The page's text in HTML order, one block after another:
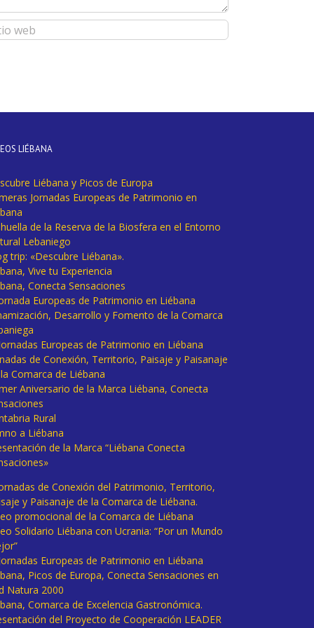
LIÉBANA
Liébana y Picos de Europa
Jornadas Europeas de Patrimonio en
de la Reserva de la Biosfera en el Entorno
Lebaniego
trip: «Descubre Liébana».
Vive tu Experiencia
Conecta Sensaciones
Europeas de Patrimonio en Liébana
Desarrollo y Fomento de la Comarca
Europeas de Patrimonio en Liébana
de Conexión, Territorio, Paisaje y Paisanaje
Comarca de Liébana
Aniversario de la Marca Liébana, Conecta
Rural
a Liébana
de la Marca “Liébana Conecta
de Conexión del Patrimonio, Territorio,
y Paisanaje de la Comarca de Liébana.
promocional de la Comarca de Liébana
Solidario Liébana con Ucrania: “Por un Mundo
Europeas de Patrimonio en Liébana
Picos de Europa, Conecta Sensaciones en
Natura 2000
Comarca de Excelencia Gastronómica.
del Proyecto de Cooperación LEADER